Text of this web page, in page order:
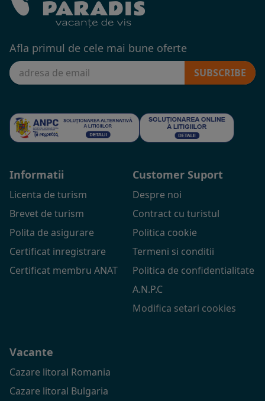
Afla primul de cele mai bune oferte
SUBSCRIBE
Informatii
Licenta de turism
Brevet de turism
Polita de asigurare
Certificat inregistrare
Certificat membru ANAT
Customer Suport
Despre noi
Contract cu turistul
Politica cookie
Termeni si conditii
Politica de confidentialitate
A.N.P.C
Modifica setari cookies
Vacante
Cazare litoral Romania
Cazare litoral Bulgaria